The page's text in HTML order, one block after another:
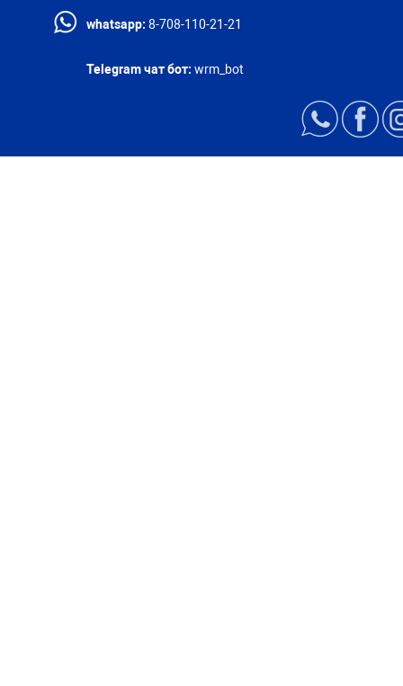
whatsapp: 8-708-110-21-21
Telegram чат бот: wrm_bot